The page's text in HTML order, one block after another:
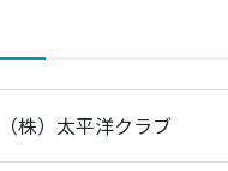
（株）太平洋クラブ